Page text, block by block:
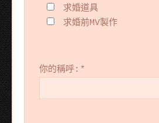
求婚道具
求婚前MV製作
你的稱呼: *